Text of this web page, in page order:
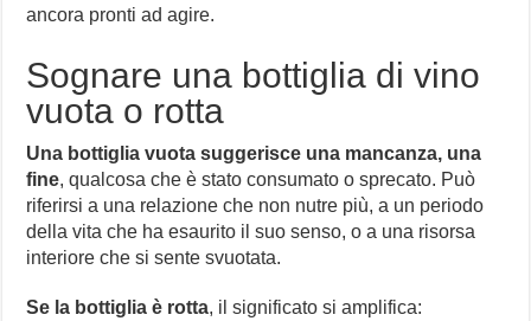
ancora pronti ad agire.
Sognare una bottiglia di vino
vuota o rotta
Una bottiglia vuota suggerisce una mancanza, una
fine, qualcosa che è stato consumato o sprecato. Può
riferirsi a una relazione che non nutre più, a un periodo
della vita che ha esaurito il suo senso, o a una risorsa
interiore che si sente svuotata.
Se la bottiglia è rotta, il significato si amplifica: